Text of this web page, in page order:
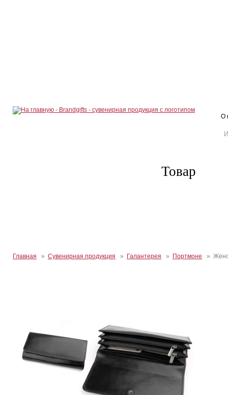
О
Товар
Главная » Сувенирная продукция » Галантерея » Портмоне »